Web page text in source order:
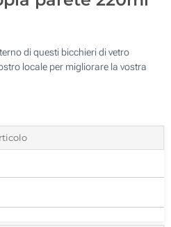
di questi bicchieri di vetro
locale per migliorare la vostra